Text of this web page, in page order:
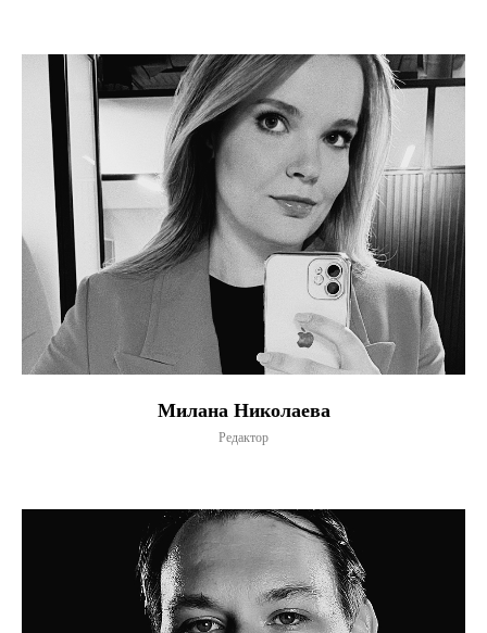
Милана Николаева
Редактор